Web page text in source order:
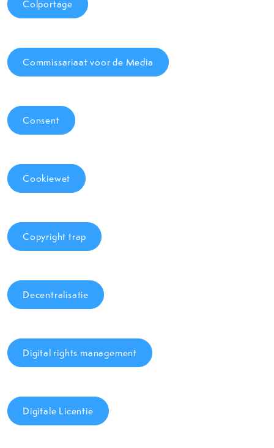
Colportage
Commissariaat voor de Media
Consent
Cookiewet
Copyright trap
Decentralisatie
Digital rights management
Digitale Licentie